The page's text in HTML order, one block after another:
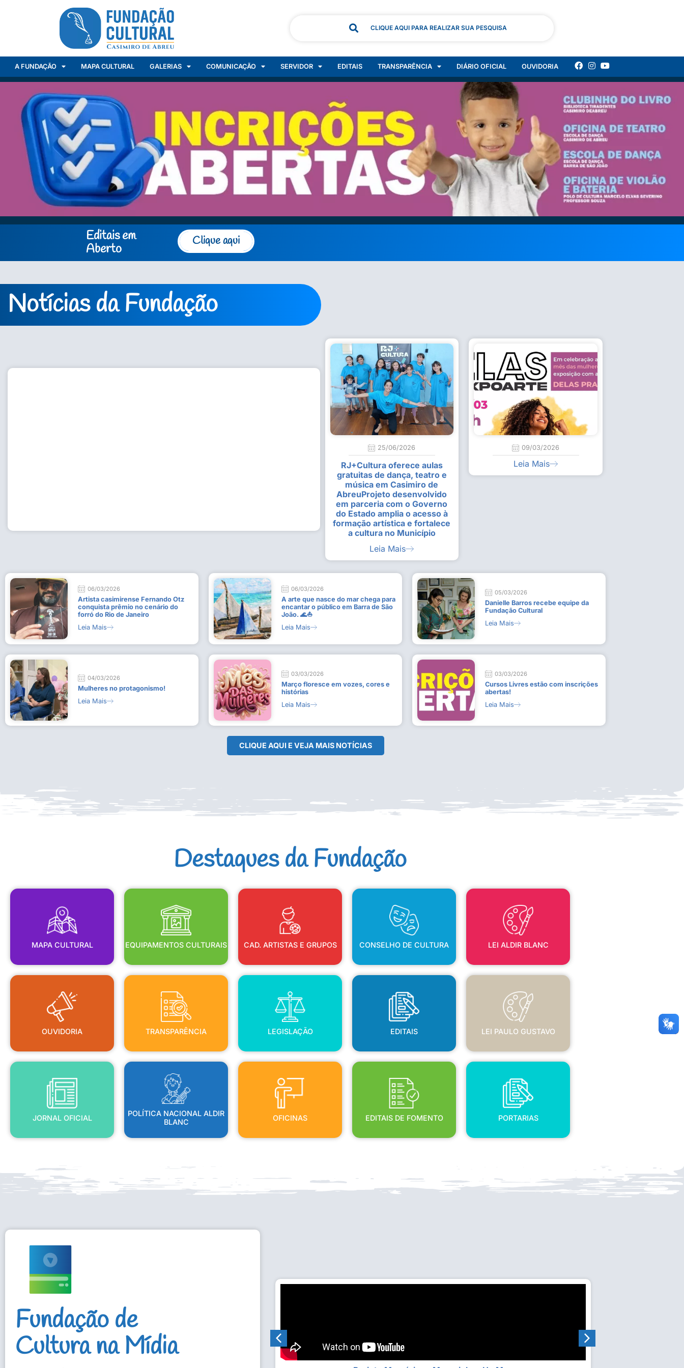
CLIQUE AQUI PARA REALIZAR SUA PESQUISA
A FUNDAÇÃO MAPA CULTURAL GALERIAS COMUNICAÇÃO SERVIDOR EDITAIS TRANSPARÊNCIA DIÁRIO OFICIAL OUVIDORIA
Editais em
Aberto
Clique aqui
Notícias da Fundação
Estudantes vivenciam experiência artística em visita guiada à exposição “Em
Busca do Divino”, em Rio Dourado
9 de julho de 2026
Leia Mais
25/06/2026
RJ+Cultura oferece aulas
gratuitas de dança, teatro e
música em Casimiro de
AbreuProjeto desenvolvido
em parceria com o Governo
do Estado amplia o acesso à
formação artística e fortalece
a cultura no Município
Leia Mais
09/03/2026
Leia Mais
06/03/2026
Artista casimirense Fernando Otz
conquista prêmio no cenário do
forró do Rio de Janeiro
Leia Mais
06/03/2026
A arte que nasce do mar chega para
encantar o público em Barra de São
João. 🌊⛵
Leia Mais
05/03/2026
Danielle Barros recebe equipe da
Fundação Cultural
Leia Mais
04/03/2026
Mulheres no protagonismo!
Leia Mais
03/03/2026
Março floresce em vozes, cores e
histórias
Leia Mais
03/03/2026
Cursos Livres estão com inscrições
abertas!
Leia Mais
CLIQUE AQUI E VEJA MAIS NOTÍCIAS
Destaques da Fundação
MAPA CULTURAL
MAPA CULTURAL
EQUIPAMENTOS CULTURAIS
EQUIPAMENTOS CULTURAIS
CAD. ARTISTAS E GRUPOS
CAD. ARTISTAS E GRUPOS
CONSELHO DE CULTURA
CONSELHO DE CULTURA
LEI ALDIR BLANC
LEI ALDIR BLANC
OUVIDORIA
OUVIDORIA
TRANSPARÊNCIA
TRANSPARÊNCIA
LEGISLAÇÃO
LEGISLAÇÃO
EDITAIS
EDITAIS
LEI PAULO GUSTAVO
LEI PAULO GUSTAVO
JORNAL OFICIAL
JORNAL OFICIAL
POLÍTICA NACIONAL ALDIR
BLANC
POLÍTICA NACIONAL ALDIR
BLANC
OFICINAS
OFICINAS
EDITAIS DE FOMENTO
EDITAIS DE FOMENTO
PORTARIAS
PORTARIAS
Fundação de
Cultura na Mídia